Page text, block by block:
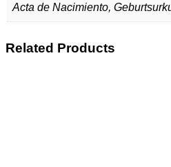
Acta de Nacimiento,
Related Products